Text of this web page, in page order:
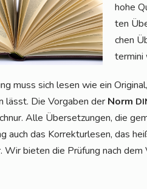
hohe
ten
chen
ter­mi­ni
muss sich lesen wie ein
lässt. Die Vor­ga­ben der Norm
Alle Über­set­zun­gen, die
auch das Kor­rek­tur­le­sen, das
Wir bie­ten die Prü­fung nach